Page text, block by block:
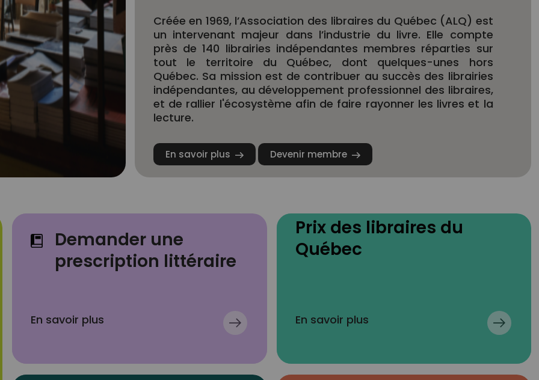
Créée en 1969, l’Association des libraires du Québec (ALQ) est
un intervenant majeur dans l’industrie du livre. Elle compte
près de 140 librairies indépendantes membres réparties sur
tout le territoire du Québec, dont quelques-unes hors
Québec. Sa mission est de contribuer au succès des librairies
indépendantes, au développement professionnel des libraires,
et de rallier l'écosystème afin de faire rayonner les livres et la
lecture.
En savoir plus Devenir membre
Demander une
prescription littéraire
En savoir plus
Prix des libraires du
Québec
En savoir plus